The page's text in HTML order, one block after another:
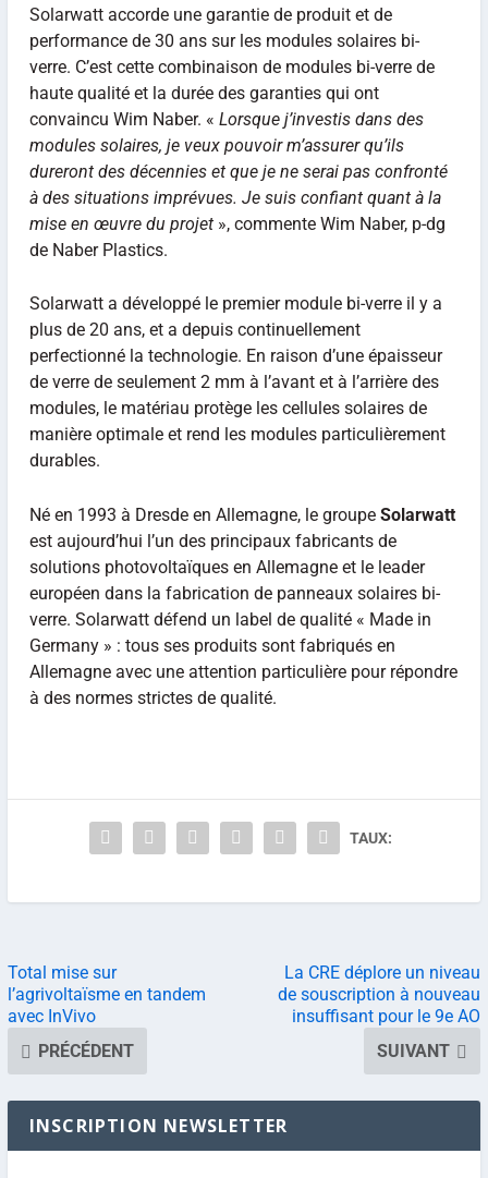
Solarwatt accorde une garantie de produit et de
performance de 30 ans sur les modules solaires bi-
verre. C’est cette combinaison de modules bi-verre de
haute qualité et la durée des garanties qui ont
convaincu Wim Naber. « Lorsque j’investis dans des
modules solaires, je veux pouvoir m’assurer qu’ils
dureront des décennies et que je ne serai pas confronté
à des situations imprévues. Je suis confiant quant à la
mise en œuvre du projet», commente Wim Naber, p-dg
de Naber Plastics.
Solarwatt a développé le premier module bi-verre il y a
plus de 20 ans, et a depuis continuellement
perfectionné la technologie. En raison d’une épaisseur
de verre de seulement 2 mm à l’avant et à l’arrière des
modules, le matériau protège les cellules solaires de
manière optimale et rend les modules particulièrement
durables.
Né en 1993 à Dresde en Allemagne, le groupe Solarwatt
est aujourd’hui l’un des principaux fabricants de
solutions photovoltaïques en Allemagne et le leader
européen dans la fabrication de panneaux solaires bi-
verre. Solarwatt défend un label de qualité « Made in
Germany » : tous ses produits sont fabriqués en
Allemagne avec une attention particulière pour répondre
à des normes strictes de qualité.
TAUX:
Total mise sur
l’agrivoltaïsme en tandem
avec InVivo
PRÉCÉDENT
La CRE déplore un niveau
de souscription à nouveau
insuffisant pour le 9e AO
SUIVANT
INSCRIPTION NEWSLETTER